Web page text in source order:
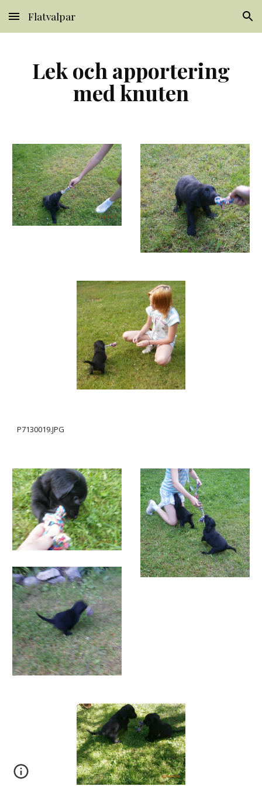
Skip to main content Skip to navigation
Flatvalpar
Lek och apportering
med knuten
P7130019.JPG